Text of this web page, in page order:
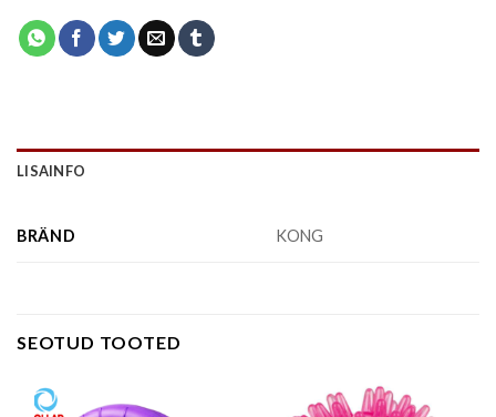
LISAINFO
BRÄND KONG
SEOTUD TOOTED